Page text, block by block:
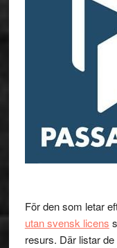
För den som letar
utan svensk licens
resurs. Där listar